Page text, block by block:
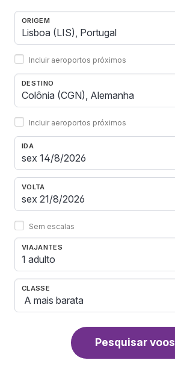
ORIGEM
Incluir aeroportos próximos
DESTINO
Incluir aeroportos próximos
IDA
VOLTA
Sem escalas
VIAJANTES
1 adulto
CLASSE
Pesquisar voos